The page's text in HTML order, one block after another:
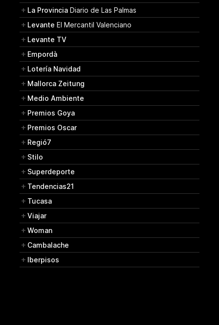
La Provincia Diario de Las Palmas
Levante El Mercantil Valenciano
Levante TV
Empordà
Lotería Navidad
Mallorca Zeitung
Medio Ambiente
Premios Goya
Premios Oscar
Regió7
Stilo
Superdeporte
Tendencias21
Tucasa
Viajar
Woman
Cambalache
Iberpisos